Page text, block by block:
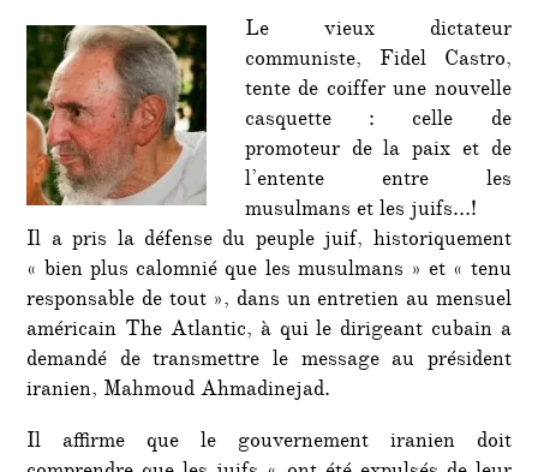
face
à
Le vieux dictateur
communiste, Fidel Castro,
tente de coiffer une nouvelle
casquette : celle de
promoteur de la paix et de
l’entente entre les
musulmans et les juifs…!
Il a pris la défense du peuple juif, historiquement
« bien plus calomnié que les musulmans » et « tenu
responsable de tout », dans un entretien au mensuel
américain The Atlantic, à qui le dirigeant cubain a
demandé de transmettre le message au président
iranien, Mahmoud Ahmadinejad.
Il affirme que le gouvernement iranien doit